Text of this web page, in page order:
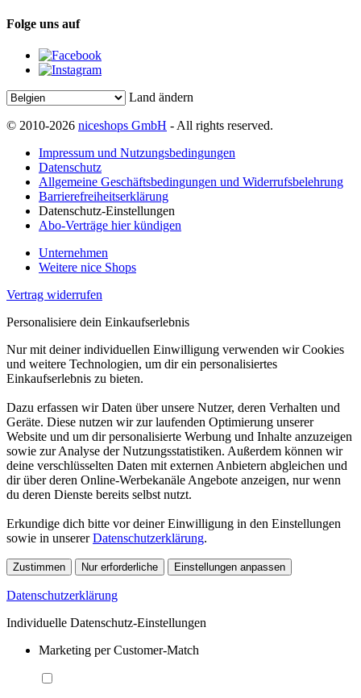
Folge uns auf
Land ändern
© 2010-2026 niceshops GmbH - All rights reserved.
Impressum und Nutzungsbedingungen
Datenschutz
Allgemeine Geschäftsbedingungen und Widerrufsbelehrung
Barrierefreiheitserklärung
Datenschutz-Einstellungen
Abo-Verträge hier kündigen
Unternehmen
Weitere nice Shops
Vertrag widerrufen
Personalisiere dein Einkaufserlebnis
Nur mit deiner individuellen Einwilligung verwenden wir Cookies
und weitere Technologien, um dir ein personalisiertes
Einkaufserlebnis zu bieten.
Dazu erfassen wir Daten über unsere Nutzer, deren Verhalten und
Geräte. Diese nutzen wir zur laufenden Optimierung unserer
Website und um dir personalisierte Werbung und Inhalte anzuzeigen
sowie zur Analyse der Nutzungsstatistiken. Außerdem können wir
deine verschlüsselten Daten mit externen Anbietern abgleichen und
dir über deren Online-Werbekanäle Angebote anzeigen, nur wenn
du deren Dienste bereits selbst nutzt.
Erkundige dich bitte vor deiner Einwilligung in den Einstellungen
sowie in unsererDatenschutzerklärung.
Zustimmen Nur erforderliche Einstellungen anpassen
Datenschutzerklärung
Individuelle Datenschutz-Einstellungen
Marketing per Customer-Match